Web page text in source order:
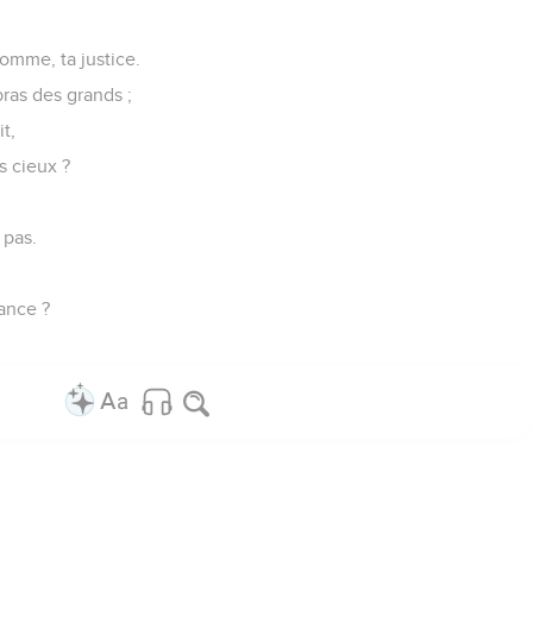
ta justice.
des grands ;
cieux ?
?